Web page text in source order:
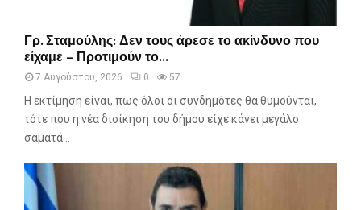
Γ
Σ
τ
α
μ
ύ
η
Γρ. Σταμούλης: Δεν τους άρεσε το ακίνδυνο που
είχαμε – Προτιμούν το...
7 Αυγούστου, 2026 0 57
Η εκτίμηση είναι, πως όλοι οι συνδημότες θα θυμούνται,
τότε που η νέα διοίκηση του δήμου είχε κάνει μεγάλο
σαματά...